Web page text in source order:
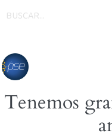
Tenemos